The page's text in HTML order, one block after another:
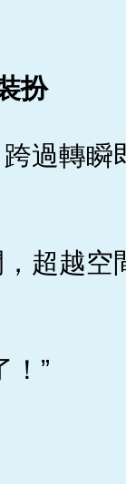
扮
過轉瞬
超越空
！”